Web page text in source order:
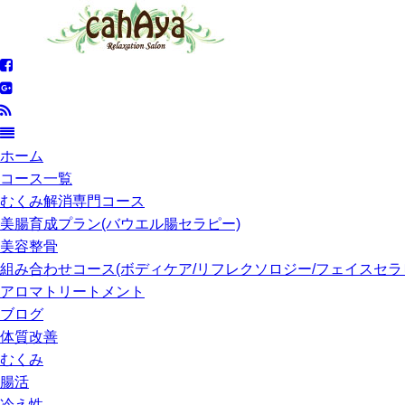
ホーム
コース一覧
むくみ解消専門コース
美腸育成プラン(バウエル腸セラピー)
美容整骨
組み合わせコース(ボディケア/リフレクソロジー/フェイスセ
アロマトリートメント
ブログ
体質改善
むくみ
腸活